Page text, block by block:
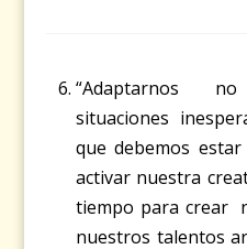
“Adaptarnos
situaciones
que debemos
activar nuestra
tiempo para crear
nuestros talentos